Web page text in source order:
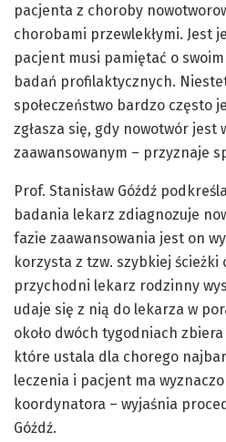
pacjenta z choroby
chorobami przewlekłymi. Jest
pacjent musi pamiętać o
badań profilaktycznych.
społeczeństwo bardzo często
zgłasza się, gdy nowotwór jest
zaawansowanym – przyznaje
Prof. Stanisław Góźdź
badania lekarz zdiagnozuje
fazie zaawansowania jest on
korzysta z tzw. szybkiej ścieżki
przychodni lekarz rodzinny
udaje się z nią do lekarza w
około dwóch tygodniach
które ustala dla chorego
leczenia i pacjent ma
koordynatora – wyjaśnia
Góźdź.